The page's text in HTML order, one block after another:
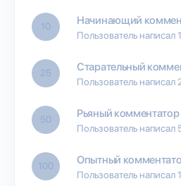
10 Начинающий
Пользователь написал
25 Старательный
Пользователь
50 Рьяный комментатор
Пользователь
100 Опытный
Пользователь